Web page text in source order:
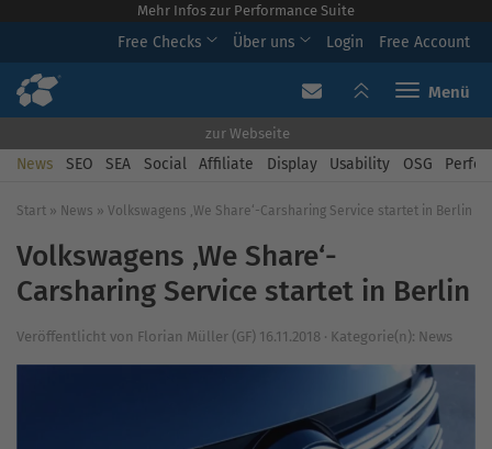
Mehr Infos zur Performance Suite
Free Checks Über uns Login Free Account
Toggle
zur Webseite
News SEO SEA Social Affiliate Display Usability OSG
Start » News » Volkswagens ‚We Share‘-Carsharing Service startet in Berlin
Volkswagens ‚We Share‘-
Carsharing Service startet in Berlin
Veröffentlicht von Florian Müller (GF) 16.11.2018 · Kategorie(n): News